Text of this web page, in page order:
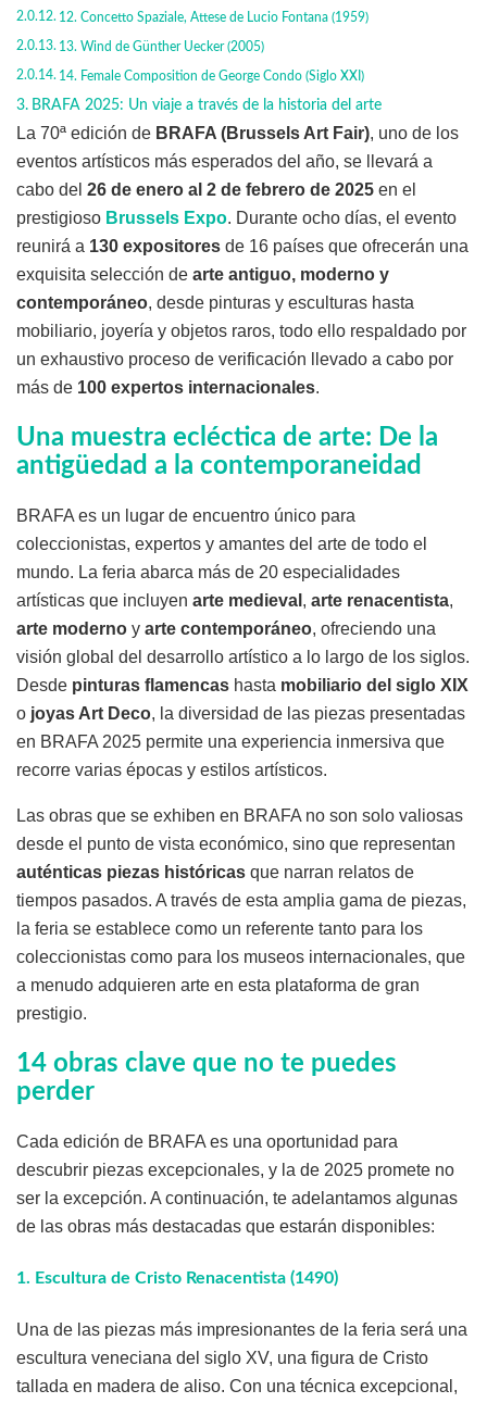
12. Concetto Spaziale, Attese de Lucio Fontana (1959)
13. Wind de Günther Uecker (2005)
14. Female Composition de George Condo (Siglo XXI)
BRAFA 2025: Un viaje a través de la historia del arte
La 70ª edición de BRAFA (Brussels Art Fair), uno de los
eventos artísticos más esperados del año, se llevará a
cabo del 26 de enero al 2 de febrero de 2025 en el
prestigioso Brussels Expo. Durante ocho días, el evento
reunirá a 130 expositores de 16 países que ofrecerán una
exquisita selección de arte antiguo, moderno y
contemporáneo, desde pinturas y esculturas hasta
mobiliario, joyería y objetos raros, todo ello respaldado por
un exhaustivo proceso de verificación llevado a cabo por
más de 100 expertos internacionales.
Una muestra ecléctica de arte: De la
antigüedad a la contemporaneidad
BRAFA es un lugar de encuentro único para
coleccionistas, expertos y amantes del arte de todo el
mundo. La feria abarca más de 20 especialidades
artísticas que incluyen arte medieval , arte renacentista,
arte moderno y arte contemporáneo, ofreciendo una
visión global del desarrollo artístico a lo largo de los siglos.
Desde pinturas flamencas hasta mobiliario del siglo XIX
o joyas Art Deco, la diversidad de las piezas presentadas
en BRAFA 2025 permite una experiencia inmersiva que
recorre varias épocas y estilos artísticos.
Las obras que se exhiben en BRAFA no son solo valiosas
desde el punto de vista económico, sino que representan
auténticas piezas históricas que narran relatos de
tiempos pasados. A través de esta amplia gama de piezas,
la feria se establece como un referente tanto para los
coleccionistas como para los museos internacionales, que
a menudo adquieren arte en esta plataforma de gran
prestigio.
14 obras clave que no te puedes
perder
Cada edición de BRAFA es una oportunidad para
descubrir piezas excepcionales, y la de 2025 promete no
ser la excepción. A continuación, te adelantamos algunas
de las obras más destacadas que estarán disponibles:
1. Escultura de Cristo Renacentista (1490)
Una de las piezas más impresionantes de la feria será una
escultura veneciana del siglo XV, una figura de Cristo
tallada en madera de aliso. Con una técnica excepcional,